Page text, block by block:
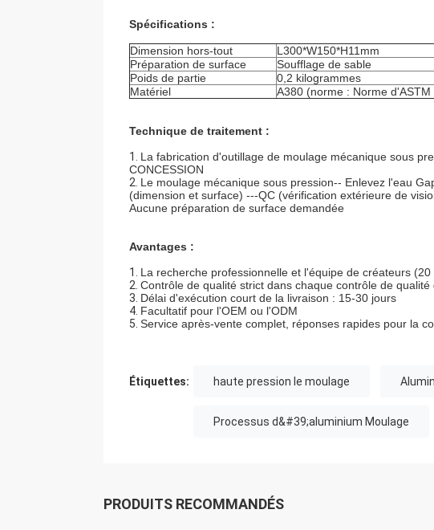
Spécifications :
Dimension hors-tout
L300*W150*H11mm
Préparation de surface
Soufflage de sable
Poids de partie
0,2 kilogrammes
Matériel
A380 (norme : Norme d'ASTM
Technique de traitement :
1. La fabrication d'outillage de moulage mécanique sous
CONCESSION
2. Le moulage mécanique sous pression-- Enlevez l'eau
(dimension et surface) ---QC (vérification extérieure de
Aucune préparation de surface demandée
Avantages :
1. La recherche professionnelle et l'équipe de créateurs
2. Contrôle de qualité strict dans chaque contrôle de
3. Délai d'exécution court de la livraison : 15-30 jours
4. Facultatif pour l'OEM ou l'ODM
5. Service après-vente complet, réponses rapides pour la
Étiquettes: haute pression le moulage
Processus d&#39;aluminium Moulage
PRODUITS RECOMMANDÉS